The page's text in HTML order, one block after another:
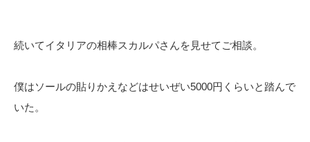
続いてイタリアの相棒スカルパさんを見せてご相談。
僕はソールの貼りかえなどはせいぜい5000円くらいと踏んで
いた。